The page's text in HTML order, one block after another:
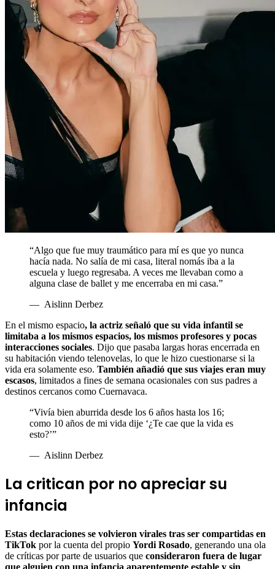
“Algo que fue muy traumático para mí es que yo nunca
hacía nada. No salía de mi casa, literal nomás iba a la
escuela y luego regresaba. A veces me llevaban como a
alguna clase de ballet y me encerraba en mi casa.”
— Aislinn Derbez
En el mismo espacio, la actriz señaló que su vida infantil se
limitaba a los mismos espacios, los mismos profesores y pocas
interacciones sociales. Dijo que pasaba largas horas encerrada en
su habitación viendo telenovelas, lo que le hizo cuestionarse si la
vida era solamente eso. También añadió que sus viajes eran muy
escasos, limitados a fines de semana ocasionales con sus padres a
destinos cercanos como Cuernavaca.
“Vivía bien aburrida desde los 6 años hasta los 16;
como 10 años de mi vida dije ‘¿Te cae que la vida es
esto?’”
— Aislinn Derbez
La critican por no apreciar su
infancia
Estas declaraciones se volvieron virales tras ser compartidas en
TikTok por la cuenta del propio Yordi Rosado, generando una ola
de críticas por parte de usuarios que consideraron fuera de lugar
que alguien con una infancia aparentemente estable y sin